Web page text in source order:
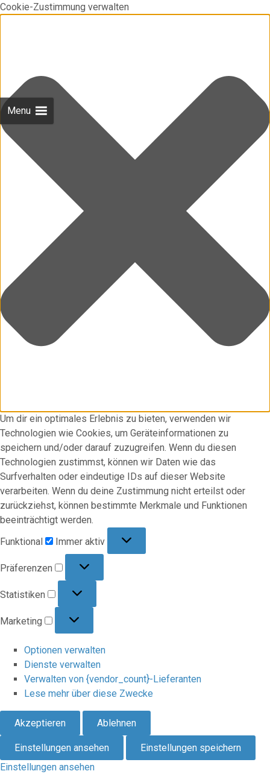
Cookie-Zustimmung verwalten
Um dir ein optimales Erlebnis zu bieten, verwenden wir
Technologien wie Cookies, um Geräteinformationen zu
speichern und/oder darauf zuzugreifen. Wenn du diesen
Technologien zustimmst, können wir Daten wie das
Surfverhalten oder eindeutige IDs auf dieser Website
verarbeiten. Wenn du deine Zustimmung nicht erteilst oder
zurückziehst, können bestimmte Merkmale und Funktionen
beeinträchtigt werden.
Funktional
Immer aktiv
Präferenzen
Statistiken
Marketing
Optionen verwalten
Dienste verwalten
Verwalten von {vendor_count}-Lieferanten
Lese mehr über diese Zwecke
Akzeptieren Ablehnen
Einstellungen ansehen
Einstellungen speichern
Einstellungen ansehen
Menu